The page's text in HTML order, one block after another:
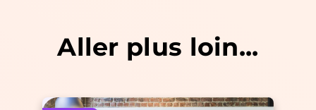
Aller plus loin...